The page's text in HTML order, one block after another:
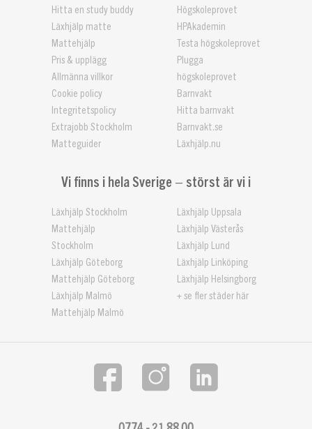
Hitta en study buddy
Läxhjälp matte
Mattehjälp
Pris & upplägg
Allmänna villkor
Cookie policy
Integritetspolicy
Extrajobb Stockholm
Matteguider
Högskoleprovet
HPAkademin
Testa högskoleprovet
Plugga
högskoleprovet
Barnvakt
Hitta barnvakt
Barnvakt.se
Läxhjälp.nu
Vi finns i hela Sverige – störst är vi i
Läxhjälp Stockholm
Mattehjälp
Stockholm
Läxhjälp Göteborg
Mattehjälp Göteborg
Läxhjälp Malmö
Mattehjälp Malmö
Läxhjälp Uppsala
Läxhjälp Västerås
Läxhjälp Lund
Läxhjälp Linköping
Läxhjälp Helsingborg
+ se fler städer här